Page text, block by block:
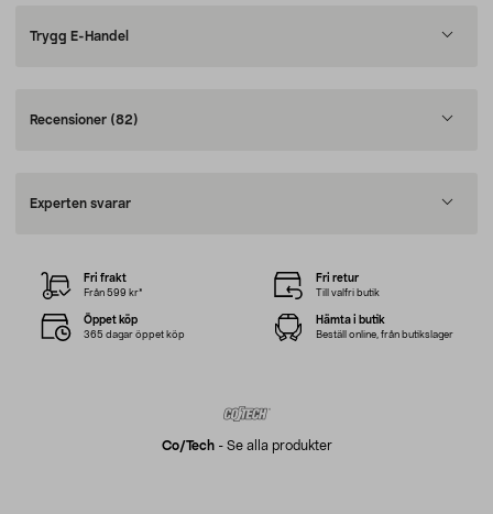
Trygg E-Handel
Recensioner (82)
Experten svarar
Co/tech- Se alla produkter
Fri frakt
Från 599 kr*
Fri retur
Till valfri butik
Öppet köp
365 dagar öppet köp
Hämta i butik
Beställ online, från butikslager